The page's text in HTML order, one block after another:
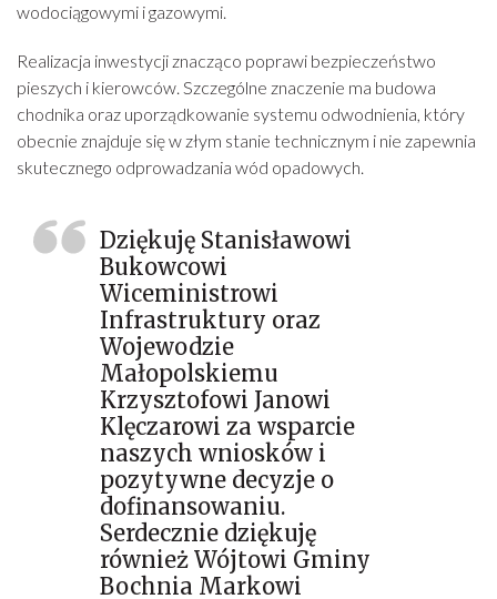
wodociągowymi i gazowymi.
Realizacja inwestycji znacząco poprawi bezpieczeństwo
pieszych i kierowców. Szczególne znaczenie ma budowa
chodnika oraz uporządkowanie systemu odwodnienia, który
obecnie znajduje się w złym stanie technicznym i nie zapewnia
skutecznego odprowadzania wód opadowych.
Dziękuję Stanisławowi
Bukowcowi
Wiceministrowi
Infrastruktury oraz
Wojewodzie
Małopolskiemu
Krzysztofowi Janowi
Klęczarowi za wsparcie
naszych wniosków i
pozytywne decyzje o
dofinansowaniu.
Serdecznie dziękuję
również Wójtowi Gminy
Bochnia Markowi